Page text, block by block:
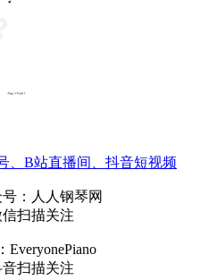
、B站直播间、抖音短视频
：人人钢琴网
扫描关注
EveryonePiano
扫描关注